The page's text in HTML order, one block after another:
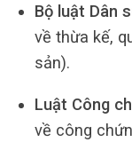
Bộ luật Dân
về thừa kế,
sản).
Luật Công
về công